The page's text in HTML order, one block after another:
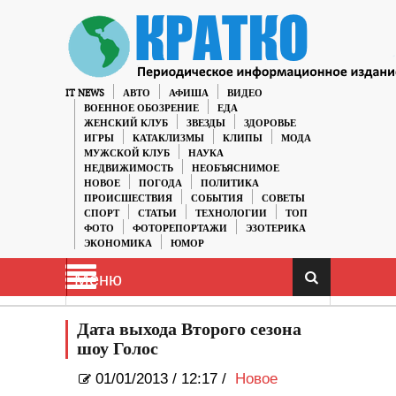
IT NEWS АВТО АФИША
ВИДЕО
ВОЕННОЕ ОБОЗРЕНИЕ
ЕДА
ЖЕНСКИЙ КЛУБ
ЗВЕЗДЫ
ЗДОРОВЬЕ
ИГРЫ
КАТАКЛИЗМЫ КЛИПЫ
МОДА
МУЖСКОЙ КЛУБ
НАУКА
НЕДВИЖИМОСТЬ
НЕОБЪЯСНИМОЕ
НОВОЕ
ПОГОДА
ПОЛИТИКА
ПРОИСШЕСТВИЯ
СОБЫТИЯ
СОВЕТЫ
СПОРТ
СТАТЬИ ТЕХНОЛОГИИ
ТОП
ФОТО
ФОТОРЕПОРТАЖИ
ЭЗОТЕРИКА
ЭКОНОМИКА
ЮМОР
Меню
Дата выхода Второго сезона
шоу Голос
01/01/2013 / 12:17 / Новое